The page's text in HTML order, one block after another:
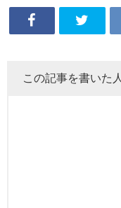
この記事を書いた人